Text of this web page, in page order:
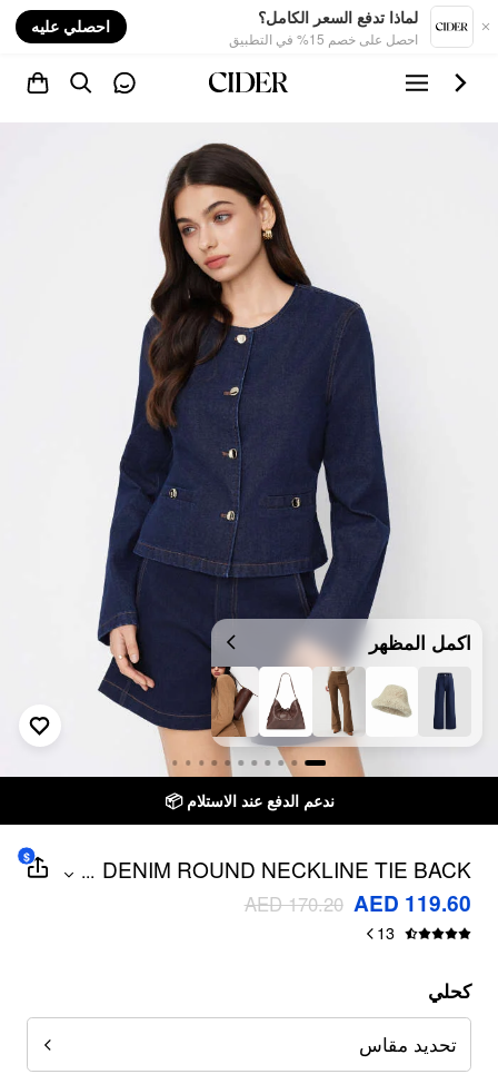
لماذا تدفع السعر الكامل؟
احصل على خصم 15% في التطبيق
احصلي عليه
اكمل المظهر
ندعم الدفع عند الاستلام 📦
DENIM ROUND NECKLINE TIE BACK
CINCHED WAIST METAL BUTTON
JACKET
...
AED 119.60
AED 170.20
13
$
كحلي
تحديد مقاس